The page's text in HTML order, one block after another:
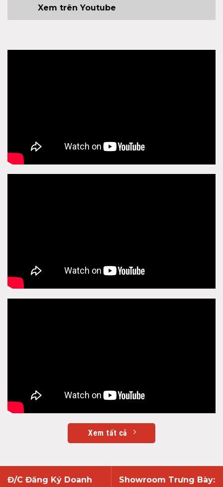
Xem trên Youtube
Xem tất cả
Đ/C Đăng Ký Doanh
Showroom Trưng Bày: